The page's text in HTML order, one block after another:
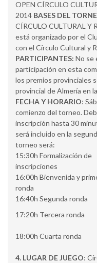
OPEN CÍRCULO
2014 BASES DEL
CÍRCULO CULTURAL Y
está organizado por el
con el Círculo Cultural y
PARTICIPANTES: No se
participación en esta
los premios provinciales
provincial de Almería en
FECHA Y HORARIO:
comienzo del torneo.
inscripción hasta 30
será incluido en la
torneo será:
15:30h Formalización de
inscripciones
16:00h Bienvenida y
ronda
16:40h Segunda ronda
17:20h Tercera ronda
18:00h Cuarta ronda
4. LUGAR DE JUEGO: